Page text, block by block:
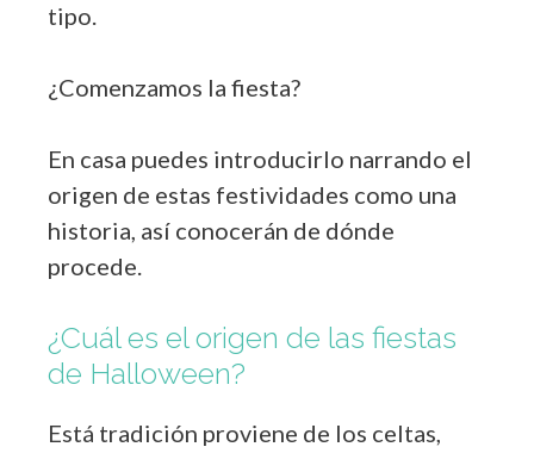
tipo.
¿Comenzamos la fiesta?
En casa puedes introducirlo narrando el
origen de estas festividades como una
historia, así conocerán de dónde
procede.
¿Cuál es el origen de las fiestas
de Halloween?
Está tradición proviene de los celtas,